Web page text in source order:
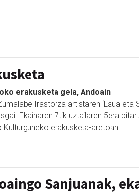
erakusketa gela, Andoain
Irastorza artistaren ‘Laua eta
Ekainaren 7tik uztailaren 5era
Kulturguneko erakusketa-aretoan.
Sanjuanak,